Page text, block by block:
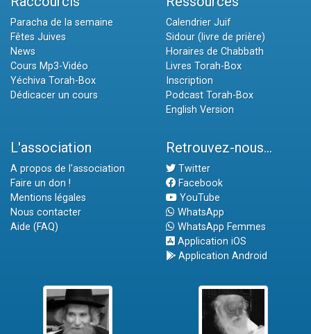
Paracha de la semaine
Fêtes Juives
News
Cours Mp3-Vidéo
Yéchiva Torah-Box
Dédicacer un cours
Calendrier Juif
Sidour (livre de prière)
Horaires de Chabbath
Livres Torah-Box
Inscription
Podcast Torah-Box
English Version
L'association
A propos de l'association
Faire un don !
Mentions légales
Nous contacter
Aide (FAQ)
Retrouvez-nous...
Twitter
Facebook
YouTube
WhatsApp
WhatsApp Femmes
Application iOS
Application Android